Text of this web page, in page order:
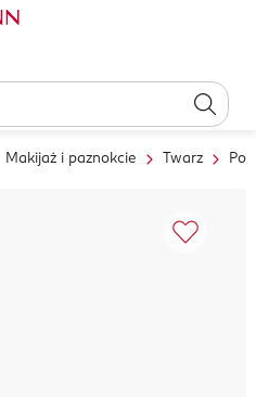
Makijaż i paznokcie Twarz